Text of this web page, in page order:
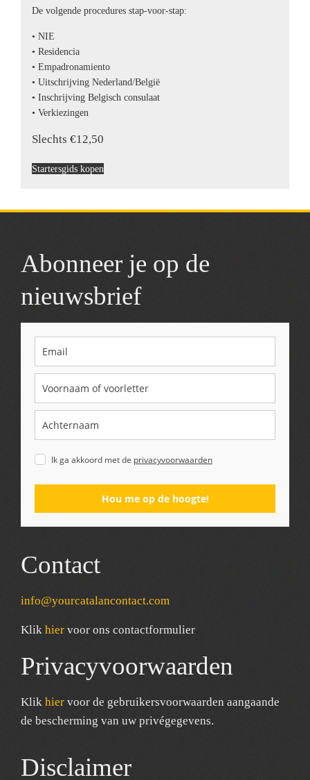
De volgende procedures stap-voor-stap:
• NIE
• Residencia
• Empadronamiento
• Uitschrijving Nederland/België
• Inschrijving Belgisch consulaat
• Verkiezingen
Slechts €12,50
Startersgids kopen
Abonneer je op de
nieuwsbrief
Ik ga akkoord met de privacyvoorwaarden
Hou me op de hoogte!
Contact
info@yourcatalancontact.com
Klik hier voor ons contactformulier
Privacyvoorwaarden
Klik hier voor de gebruikersvoorwaarden aangaande
de bescherming van uw privégegevens.
Disclaimer